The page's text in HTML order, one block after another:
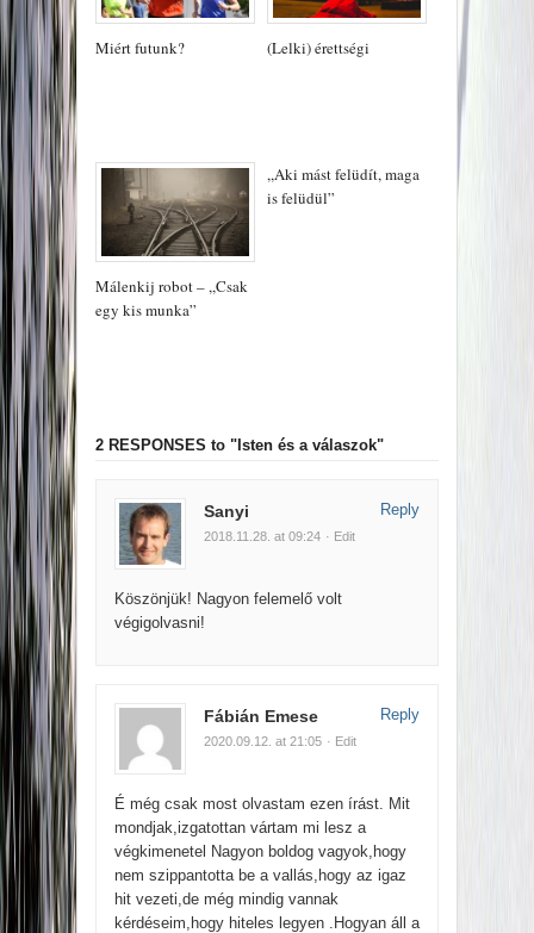
Miért futunk? (Lelki) érettségi
Málenkij robot – ,,Csak
egy kis munka”
,,Aki mást felüdít, maga
is felüdül”
2 RESPONSES to "Isten és a válaszok"
Sanyi
2018.11.28. at 09:24 · Edit
Köszönjük! Nagyon felemelő volt
végigolvasni!
Reply
Fábián Emese
2020.09.12. at 21:05 · Edit
É még csak most olvastam ezen írást. Mit
mondjak,izgatottan vártam mi lesz a
végkimenetel Nagyon boldog vagyok,hogy
nem szippantotta be a vallás,hogy az igaz
hit vezeti,de még mindig vannak
kérdéseim,hogy hiteles legyen .Hogyan áll a
Reply